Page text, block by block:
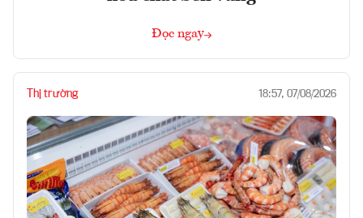
Đọc ngay
Thị trường 18:57, 07/08/2026